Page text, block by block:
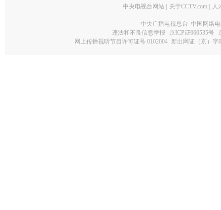
中央电视台网站 关于CCTV.com 人
中央广播电视总台 中国网络
违法和不良信息举报
京ICP证060535号
网上传播视听节目许可证号 0102004 新出网证（京）